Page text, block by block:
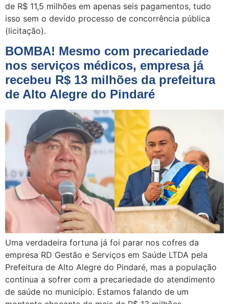
de R$ 11,5 milhões em apenas seis pagamentos, tudo
isso sem o devido processo de concorrência pública
(licitação).
BOMBA! Mesmo com precariedade
nos serviços médicos, empresa já
recebeu R$ 13 milhões da prefeitura
de Alto Alegre do Pindaré
Uma verdadeira fortuna já foi parar nos cofres da
empresa RD Gestão e Serviços em Saúde LTDA pela
Prefeitura de Alto Alegre do Pindaré, mas a população
continua a sofrer com a precariedade do atendimento
de saúde no município. Estamos falando de um